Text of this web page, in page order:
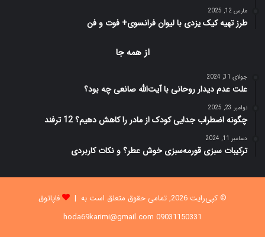
مارس 12, 2025
طرز تهیه کیک یزدی با لیوان فرانسوی+ فوت و فن
از همه جا
جولای 31, 2024
علت عدم دیدار روحانی با آیت‌الله صانعی چه بود؟
نوامبر 23, 2025
چگونه اضطراب جدایی کودک از مادر را کاهش دهیم؟ 12 ترفند
دسامبر 11, 2024
ترکیبات سبزی قورمه‌سبزی خوش عطر؟ و نکات کاربردی
© کپی‌رایت 2026, تمامی حقوق متعلق است به |
فاپاتوق
09031150331 hoda69karimi@gmail.com